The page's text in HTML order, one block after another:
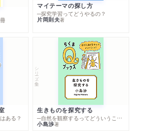
マイテーマの探し方
─探究学習ってどうやるの？
片岡則夫著
ある？
シリーズ・全集
生きものを探究する
─自然を観察するってどういうこと？
小島渉著